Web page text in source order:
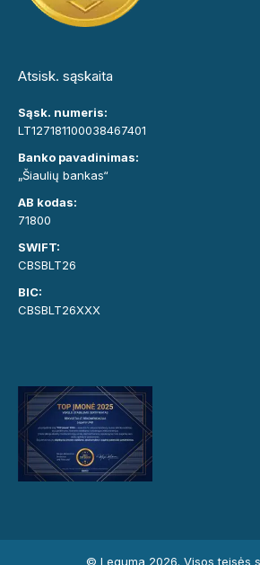
Atsisk. sąskaita
Sąsk. numeris:
LT127181100038467401
Banko pavadinimas:
„Šiaulių bankas“
AB kodas:
71800
SWIFT:
CBSBLT26
BIC:
CBSBLT26XXX
© Leguma 2026. Visos teisės